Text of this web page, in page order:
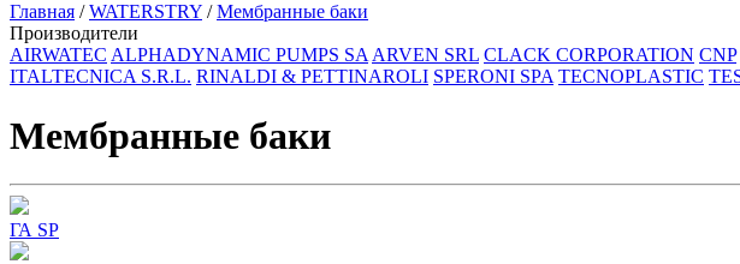
Главная /WATERSTRY /Мембранные баки
Производители
AIRWATEC ALPHADYNAMIC PUMPS SAARVEN SRL CLACK CORPORATION CNP
ITALTECNICA S.R.L. RINALDI & PETTINAROLI SPERONI SPA TECNOPLASTIC
Мембранные баки
ГА SP